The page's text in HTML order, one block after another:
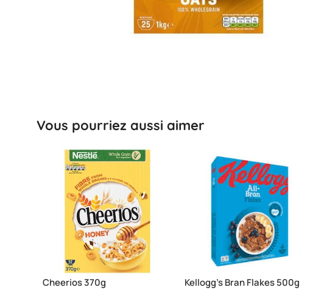
Vous pourriez aussi aimer
Cheerios 370g
Kellogg’s Bran Flakes 500g